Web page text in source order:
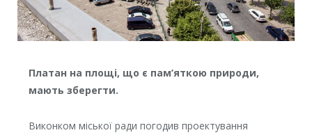
Платан на площі, що є пам’яткою природи,
мають зберегти.
Виконком міської ради погодив проектування